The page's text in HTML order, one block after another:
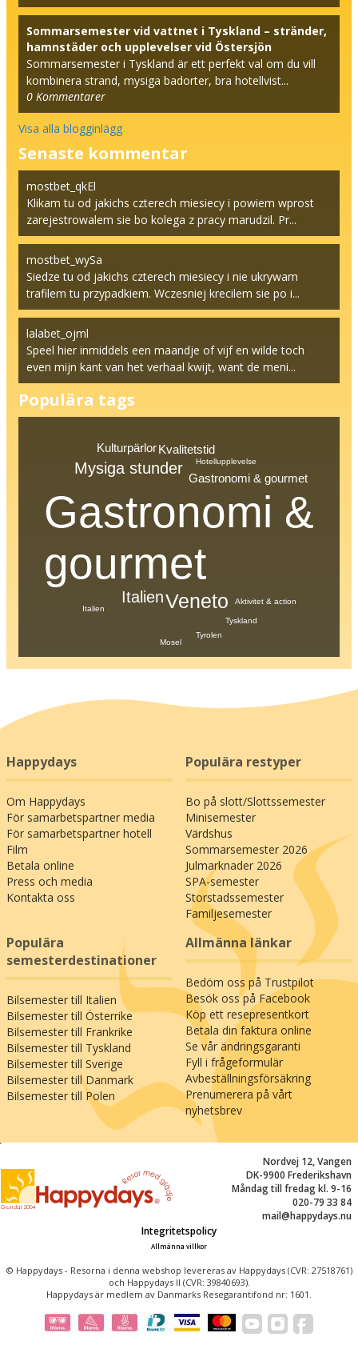
Sommarsemester vid vattnet i Tyskland – stränder,
hamnstäder och upplevelser vid Östersjön
Sommarsemester i Tyskland är ett perfekt val om du vill
kombinera strand, mysiga badorter, bra hotellvist...
0 Kommentarer
Visa alla blogginlägg
Senaste kommentar
mostbet_qkEl
Klikam tu od jakichs czterech miesiecy i powiem wprost
zarejestrowalem sie bo kolega z pracy marudzil. Pr...
mostbet_wySa
Siedze tu od jakichs czterech miesiecy i nie ukrywam
trafilem tu przypadkiem. Wczesniej krecilem sie po i...
lalabet_ojml
Speel hier inmiddels een maandje of vijf en wilde toch
even mijn kant van het verhaal kwijt, want de meni...
Populära tags
Gastronomi &
gourmet
Veneto
Italien
Mysiga stunder
Gastronomi & gourmet
Kvalitetstid
Kulturpärlor
Aktivitet & action
Hotellupplevelse
Tyskland
Italien
Tyrolen
Mosel
Happydays
Om Happydays
För samarbetspartner media
För samarbetspartner hotell
Film
Betala online
Press och media
Kontakta oss
Populära restyper
Bo på slott/Slottssemester
Minisemester
Värdshus
Sommarsemester 2026
Julmarknader 2026
SPA-semester
Storstadssemester
Familjesemester
Populära
semesterdestinationer
Bilsemester till Italien
Bilsemester till Österrike
Bilsemester till Frankrike
Bilsemester till Tyskland
Bilsemester till Sverige
Bilsemester till Danmark
Bilsemester till Polen
Allmänna länkar
Bedöm oss på Trustpilot
Besök oss på Facebook
Köp ett resepresentkort
Betala din faktura online
Se vår ändringsgaranti
Fyll i frågeformulär
Avbeställningsförsäkring
Prenumerera på vårt
nyhetsbrev
Nordvej 12, Vangen
DK-9900 Frederikshavn
Måndag till fredag kl. 9-16
020-79 33 84
mail@happydays.nu
Integritetspolicy
Allmänna villkor
© Happydays - Resorna i denna webshop levereras av Happydays (CVR: 27518761)
och Happydays II (CVR: 39840693).
Happydays är medlem av Danmarks Resegarantifond nr: 1601.